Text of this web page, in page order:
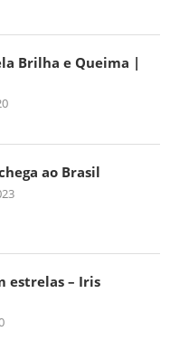
Brilha e Queima |
ao Brasil
estrelas – Iris